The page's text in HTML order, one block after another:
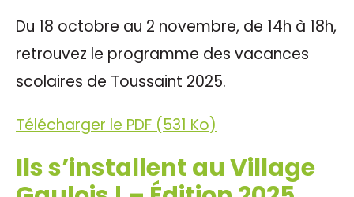
Du 18 octobre au 2 novembre, de 14h à 18h,
retrouvez le programme des vacances
scolaires de Toussaint 2025.
Télécharger le PDF (531 Ko)
Ils s’installent au Village